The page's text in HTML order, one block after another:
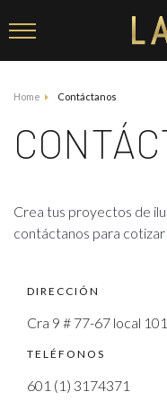
Home Contáctanos
Crea tus proyectos de
contáctanos para cotizar
DIRECCIÓN
Cra 9 # 77-67 local
TELÉFONOS
601 (1) 3174371